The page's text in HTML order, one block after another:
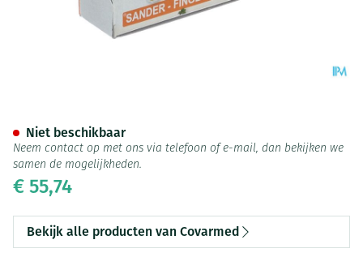
€ 55,74
Niet beschikbaar
Neem contact op met ons via telefoon of e-mail, dan bekijken we
samen de mogelijkheden.
Bekijk alle producten van Covarmed